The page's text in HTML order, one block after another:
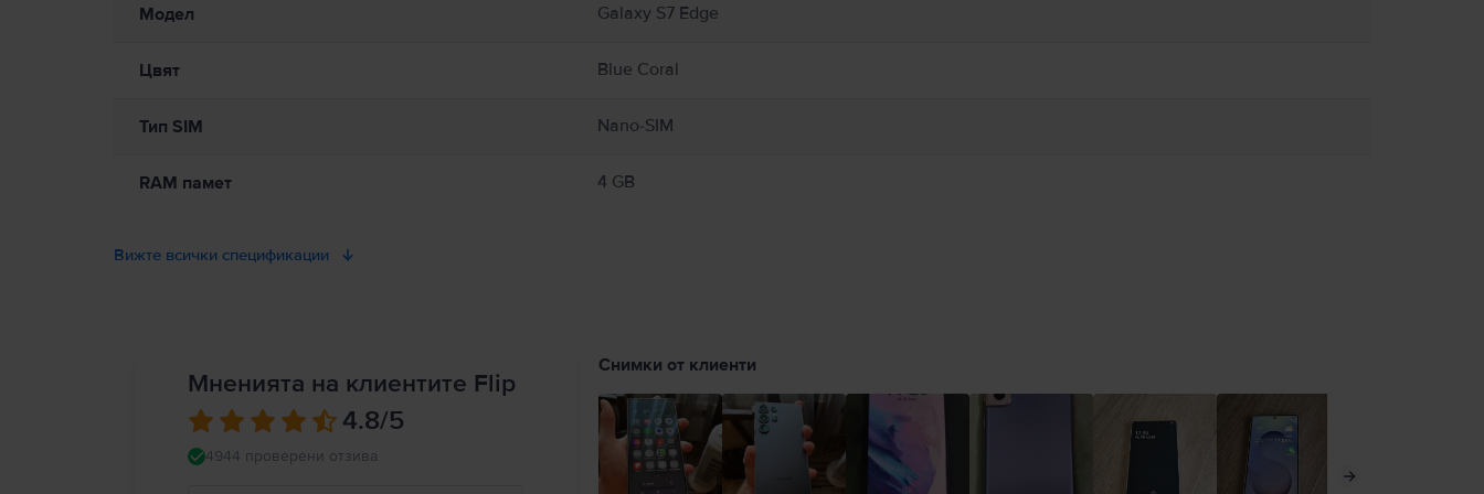
Модел Galaxy S7 Edge
Цвят Blue Coral
Тип SIM Nano-SIM
RAM памет 4 GB
Вижте всички спецификации
Мненията на клиентите Flip
4.8/5
4944 проверени отзива
Снимки от клиенти